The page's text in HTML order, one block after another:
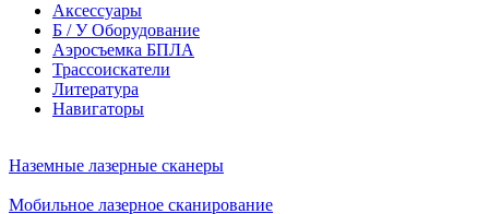
Аксессуары
Б / У Оборудование
Аэросъемка БПЛА
Трассоискатели
Литература
Навигаторы
Наземные лазерные сканеры
Мобильное лазерное сканирование